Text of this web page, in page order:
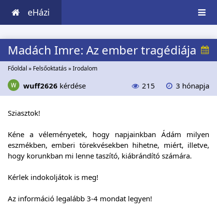
eHázi
Madách Imre: Az ember tragédiája
Főoldal » Felsőoktatás»Irodalom
wuff2626 kérdése 215 3 hónapja
Sziasztok!
Kéne a véleményetek, hogy napjainkban Ádám milyen
eszmékben, emberi törekvésekben hihetne, miért, illetve,
hogy korunkban mi lenne taszító, kiábrándító számára.
Kérlek indokoljátok is meg!
Az információ legalább 3-4 mondat legyen!